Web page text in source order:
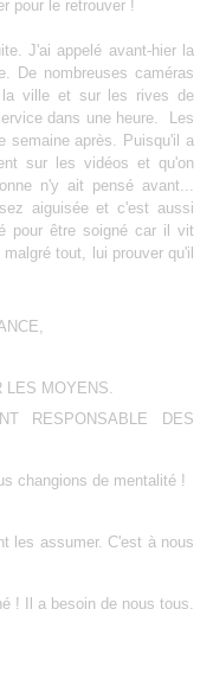
pour le retrouver !
J'ai appelé avant-hier la
De nombreuses caméras
la ville et sur les rives de
dans une heure. Les
semaine après. Puisqu'il a
sur les vidéos et qu'on
n'y ait pensé avant...
aiguisée et c'est aussi
pour être soigné car il vit
tout, lui prouver qu'il
LES MOYENS.
RESPONSABLE DES
changions de mentalité !
les assumer. C'est à nous
! Il a besoin de nous tous.